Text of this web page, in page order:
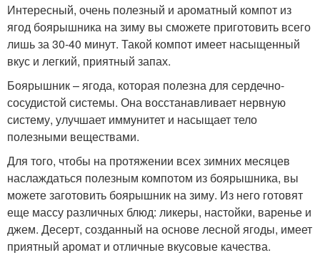
Интересный, очень полезный и ароматный компот из
ягод боярышника на зиму вы сможете приготовить всего
лишь за 30-40 минут. Такой компот имеет насыщенный
вкус и легкий, приятный запах.
Боярышник – ягода, которая полезна для сердечно-
сосудистой системы. Она восстанавливает нервную
систему, улучшает иммунитет и насыщает тело
полезными веществами.
Для того, чтобы на протяжении всех зимних месяцев
наслаждаться полезным компотом из боярышника, вы
можете заготовить боярышник на зиму. Из него готовят
еще массу различных блюд: ликеры, настойки, варенье и
джем. Десерт, созданный на основе лесной ягоды, имеет
приятный аромат и отличные вкусовые качества.